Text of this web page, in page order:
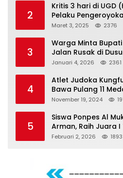
2
Kritis 3 hari di UGD
Pelaku
Melenggang Bebas,
Tanjungpinang
Maret 3, 2025 2376
3
Warga Minta
Jalan Rusak di
Serdang Bedagai
Januari 4, 2026 2361
4
Atlet Judoka
Bawa Pulang 11
Emas dan 8
November 19, 2024
5
Siswa Ponpes Al
Arman, Raih Juara
Putra di Riau
Februari 2, 2026 1893